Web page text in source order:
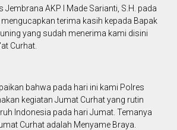
AKP I Made Sarianti, S.H. pada
terima kasih kepada Bapak
yang sudah menerima kami disini
Curhat.
bahwa pada hari ini kami Polres
kegiatan Jumat Curhat yang rutin
Indonesia pada hari Jumat. Temanya
Curhat adalah Menyame Braya.